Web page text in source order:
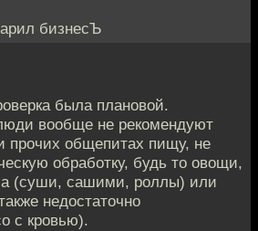
бизнесЪ
была плановой.
вообще не рекомендуют
прочих общепитах пищу, не
обработку, будь то овощи,
(суши, сашими, роллы) или
недостаточно
с кровью).